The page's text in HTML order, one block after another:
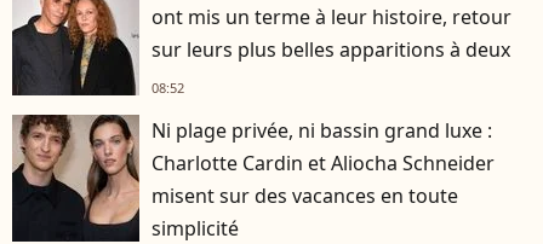
ont mis un terme à leur histoire, retour
sur leurs plus belles apparitions à deux
08:52
Ni plage privée, ni bassin grand luxe :
Charlotte Cardin et Aliocha Schneider
misent sur des vacances en toute
simplicité